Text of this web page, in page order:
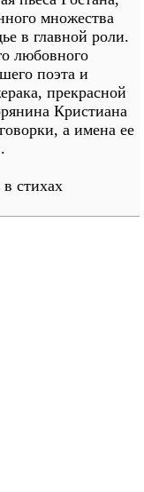
множества
в главной роли.
любовного
поэта и
прекрасной
Кристиана
а имена ее
стихах